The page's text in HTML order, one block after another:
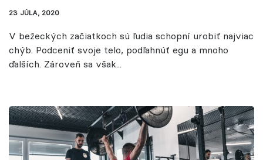
23 JÚLA, 2020
V bežeckých začiatkoch sú ľudia schopní urobiť najviac
chýb. Podceniť svoje telo, podľahnúť egu a mnoho
ďalších. Zároveň sa však...